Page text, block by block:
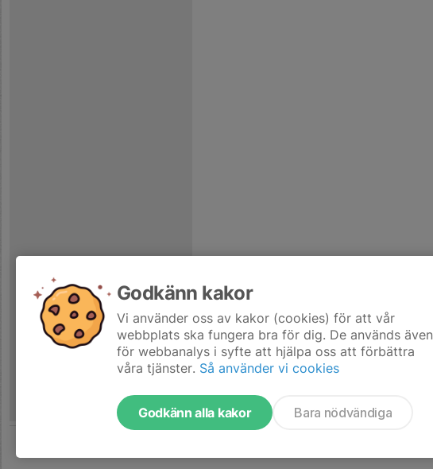
Godkänn kakor
Vi använder oss av kakor (cookies) för att vår
webbplats ska fungera bra för dig. De används även
för webbanalys i syfte att hjälpa oss att förbättra
våra tjänster. Så använder vi cookies
Godkänn alla kakor Bara nödvändiga